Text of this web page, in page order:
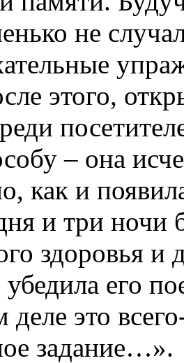
не
этого,
– она
как и
и три ночи
здоровья и
убедила его
это
задание…».